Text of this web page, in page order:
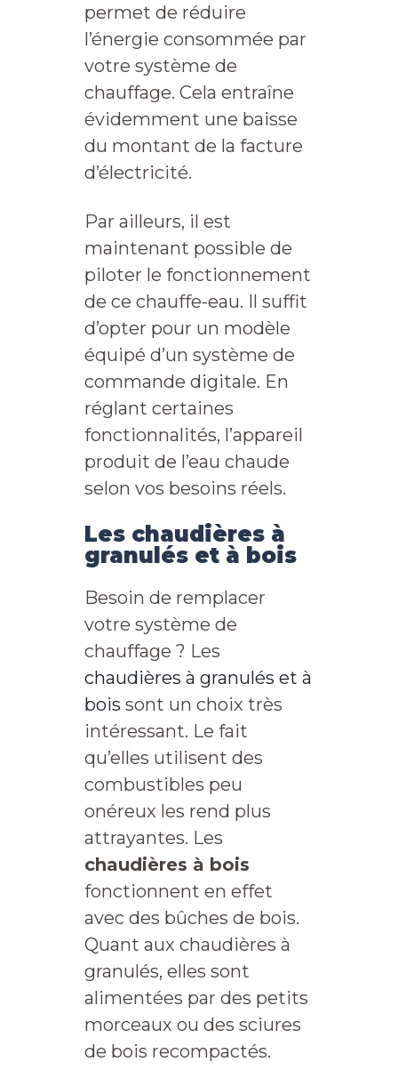
permet de réduire
l’énergie consommée par
votre système de
chauffage. Cela entraîne
évidemment une baisse
du montant de la facture
d’électricité.
Par ailleurs, il est
maintenant possible de
piloter le fonctionnement
de ce chauffe-eau. Il suffit
d’opter pour un modèle
équipé d’un système de
commande digitale. En
réglant certaines
fonctionnalités, l’appareil
produit de l’eau chaude
selon vos besoins réels.
Les chaudières à
granulés et à bois
Besoin de remplacer
votre système de
chauffage ? Les
chaudières à granulés et à
bois sont un choix très
intéressant. Le fait
qu’elles utilisent des
combustibles peu
onéreux les rend plus
attrayantes. Les
chaudières à bois
fonctionnent en effet
avec des bûches de bois.
Quant aux chaudières à
granulés, elles sont
alimentées par des petits
morceaux ou des sciures
de bois recompactés.